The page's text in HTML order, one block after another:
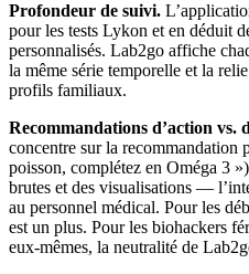
Profondeur de suivi.
pour les tests Lykon et en déduit
personnalisés. Lab2go affiche
la même série temporelle et la
profils familiaux.
Recommandations d’action vs.
concentre sur la recommandation
poisson, complétez en Oméga 3
brutes et des visualisations —
au personnel médical. Pour les
est un plus. Pour les biohackers
eux-mêmes, la neutralité de